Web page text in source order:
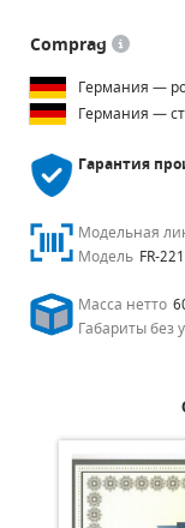
Comprag
Германия —
Германия —
Гарантия
Модельная
Модель FR-
Масса нетто
Габариты без
ДЛЯ ВАКУУМНЫХ